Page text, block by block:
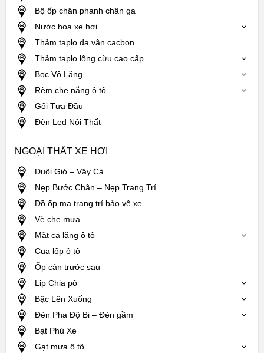
Bộ ốp chân phanh chân ga
Nước hoa xe hơi
Thảm taplo da vân cacbon
Thảm taplo lông cừu cao cấp
Bọc Vô Lăng
Rèm che nắng ô tô
Gối Tựa Đầu
Đèn Led Nội Thất
NGOẠI THẤT XE HƠI
Đuôi Gió – Vây Cá
Nẹp Bước Chân – Nẹp Trang Trí
Đồ ốp mạ trang trí bảo vệ xe
Vè che mưa
Mặt ca lăng ô tô
Cua lốp ô tô
Ốp cản trước sau
Lip Chia pô
Bậc Lên Xuống
Đèn Pha Độ Bi – Đèn gầm
Bạt Phủ Xe
Gạt mưa ô tô